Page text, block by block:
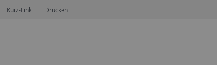
Kurz-Link Drucken